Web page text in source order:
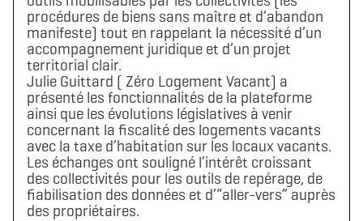
procédures de biens sans maître et d’abandon
manifeste) tout en rappelant la nécessité d’un
accompagnement juridique et d’un projet
territorial clair.
Julie Guittard ( Zéro Logement Vacant) a
présenté les fonctionnalités de la plateforme
ainsi que les évolutions législatives à venir
concernant la fiscalité des logements vacants
avec la taxe d’habitation sur les locaux vacants.
Les échanges ont souligné l’intérêt croissant
des collectivités pour les outils de repérage, de
fiabilisation des données et d’“aller-vers” auprès
des propriétaires.